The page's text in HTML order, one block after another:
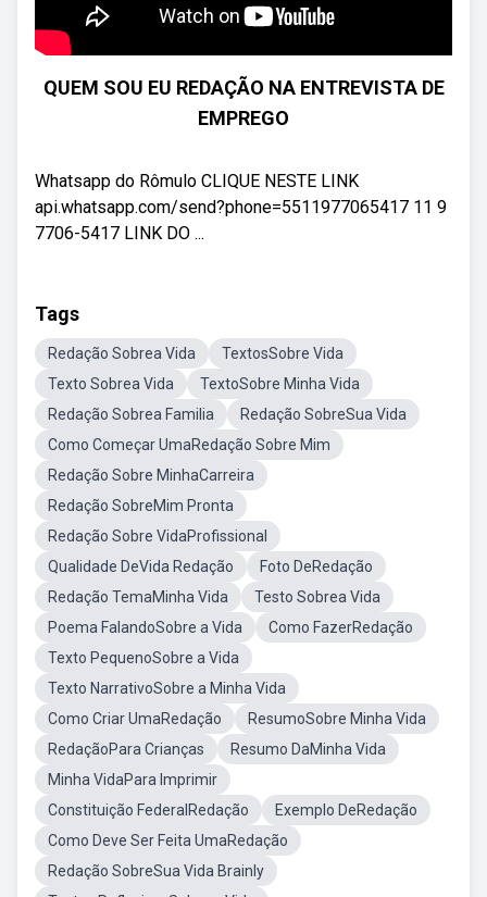
QUEM SOU EU REDAÇÃO NA ENTREVISTA DE
EMPREGO
Whatsapp do Rômulo CLIQUE NESTE LINK
api.whatsapp.com/send?phone=5511977065417 11 9
7706-5417 LINK DO ...
Tags
Redação Sobrea Vida
TextosSobre Vida
Texto Sobrea Vida
TextoSobre Minha Vida
Redação Sobrea Familia
Redação SobreSua Vida
Como Começar UmaRedação Sobre Mim
Redação Sobre MinhaCarreira
Redação SobreMim Pronta
Redação Sobre VidaProfissional
Qualidade DeVida Redação
Foto DeRedação
Redação TemaMinha Vida
Testo Sobrea Vida
Poema FalandoSobre a Vida
Como FazerRedação
Texto PequenoSobre a Vida
Texto NarrativoSobre a Minha Vida
Como Criar UmaRedação
ResumoSobre Minha Vida
RedaçãoPara Crianças
Resumo DaMinha Vida
Minha VidaPara Imprimir
Constituição FederalRedação
Exemplo DeRedação
Como Deve Ser Feita UmaRedação
Redação SobreSua Vida Brainly